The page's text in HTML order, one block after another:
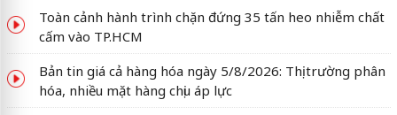
Toàn cảnh hành trình chặn đứng 35 tấn heo nhiễm chất
cấm vào TP.HCM
Bản tin giá cả hàng hóa ngày 5/8/2026: Thị trường phân
hóa, nhiều mặt hàng chịu áp lực